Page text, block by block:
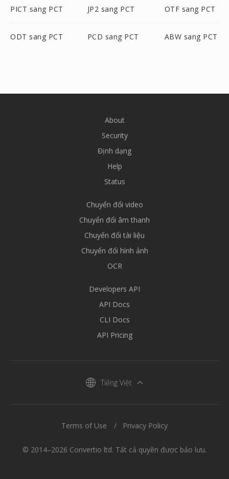
PICT sang PCT JP2 sang PCT OTF sang PCT
ODT sang PCT PCD sang PCT ABW sang PCT
About
Security
Định dạng
Help
Status
Chuyển đổi video
Chuyển đổi âm thanh
Chuyển đổi tài liệu
Chuyển đổi hình ảnh
OCR
Developers API
API Docs
CLI Docs
API Pricing
Tiếng Việt
© 2014–2026 Convertio ltd. Tất cả quyền được bảo lưu.
Terms of Use Privacy Policy